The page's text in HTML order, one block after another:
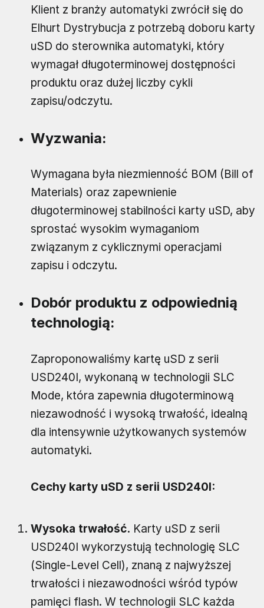
Klient z branży automatyki zwrócił się do
Elhurt Dystrybucja z potrzebą doboru karty
uSD do sterownika automatyki, który
wymagał długoterminowej dostępności
produktu oraz dużej liczby cykli
zapisu/odczytu.
Wyzwania:
Wymagana była niezmienność BOM (Bill of
Materials) oraz zapewnienie
długoterminowej stabilności karty uSD, aby
sprostać wysokim wymaganiom
związanym z cyklicznymi operacjami
zapisu i odczytu.
Dobór produktu z odpowiednią
technologią:
Zaproponowaliśmy kartę uSD z serii
USD240I, wykonaną w technologii SLC
Mode, która zapewnia długoterminową
niezawodność i wysoką trwałość, idealną
dla intensywnie użytkowanych systemów
automatyki.
Cechy karty uSD z serii USD240I:
Wysoka trwałość. Karty uSD z serii
USD240I wykorzystują technologię SLC
(Single-Level Cell), znaną z najwyższej
trwałości i niezawodności wśród typów
pamięci flash. W technologii SLC każda